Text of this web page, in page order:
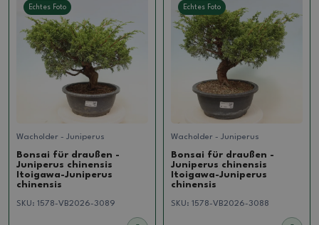
Echtes Foto
Wacholder - Juniperus
Bonsai für draußen -
Juniperus chinensis
Itoigawa-Juniperus
chinensis
SKU: 1578-VB2026-3089
Echtes Foto
Wacholder - Juniperus
Bonsai für draußen -
Juniperus chinensis
Itoigawa-Juniperus
chinensis
SKU: 1578-VB2026-3088